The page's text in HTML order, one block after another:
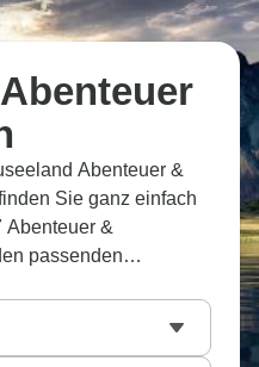
Abenteuer &
Sie ganz einfach
Abenteuer &
passenden
622